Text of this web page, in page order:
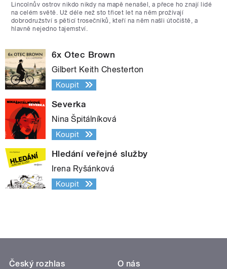
Lincolnův ostrov nikdo nikdy na mapě nenašel, a přece ho znají lidé
na celém světě. Už déle než sto třicet let na něm prožívají
dobrodružství s pěticí trosečníků, kteří na něm našli útočiště, a
hlavně nejedno tajemství.
6x Otec Brown
Gilbert Keith Chesterton
Koupit
Severka
Nina Špitálníková
Koupit
Hledání veřejné služby
Irena Ryšánková
Koupit
Český rozhlas
O nás